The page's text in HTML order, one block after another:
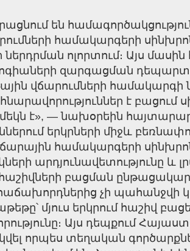
են
համակարգերի
ոլորտում։ Այս
զարգացման
վճարումների
է
է», — նախօրեին
երկրների միջև
համակարգերի
արդյունավետությունը և
հաշիվների բացման
չի պահանջվի
մյուս երկրում հաշիվ
Այս դեպքում
որպես տեղական